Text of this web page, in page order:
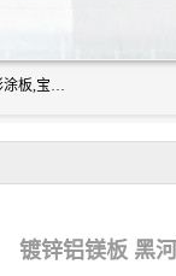
上海志辰实业有限公司主要经销:上海宝钢彩钢卷（宝钢总厂）台湾氟碳彩钢板,烨辉彩钢板,宝钢彩钢板,宝钢彩涂板,宝钢彩钢卷,马钢彩钢板,马钢彩钢卷,镀铝锌钢板,PVDF彩钢板,台湾烨辉彩钢板,高耐候彩钢板,硅改性彩钢板,规格齐全。
镀锌铝镁板 黑